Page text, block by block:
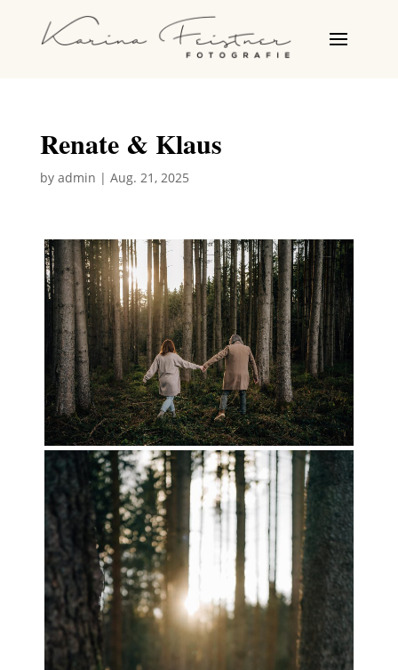
Renate & Klaus
by admin | Aug. 21, 2025